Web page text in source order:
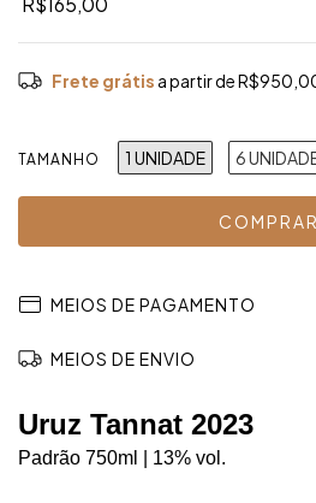
Frete grátis a partir de
TAMANHO 1 UNIDADE 6
MEIOS DE PAGAMENTO
MEIOS DE ENVIO
Uruz Tannat 2023
Padrão 750ml | 13% vol.